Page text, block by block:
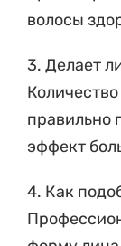
3. Делает
Количество
правильно
эффект
4. Как
форму
внешности